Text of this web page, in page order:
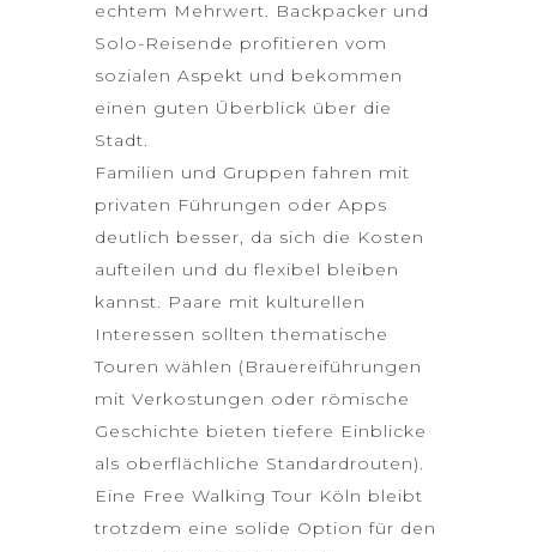
echtem Mehrwert. Backpacker und
Solo-Reisende profitieren vom
sozialen Aspekt und bekommen
einen guten Überblick über die
Stadt.
Familien und Gruppen fahren mit
privaten Führungen oder Apps
deutlich besser, da sich die Kosten
aufteilen und du flexibel bleiben
kannst. Paare mit kulturellen
Interessen sollten thematische
Touren wählen (Brauereiführungen
mit Verkostungen oder römische
Geschichte bieten tiefere Einblicke
als oberflächliche Standardrouten).
Eine Free Walking Tour Köln bleibt
trotzdem eine solide Option für den